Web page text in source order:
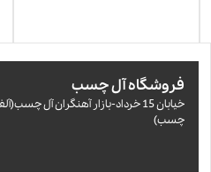
فروشگاه آل چسب
خيابان 15 خرداد-بازار آهنگران آل
چسب)